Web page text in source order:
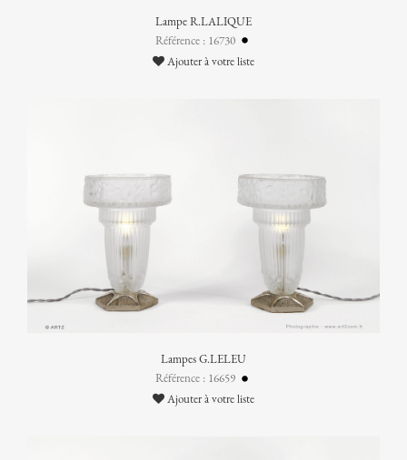
Lampe R.LALIQUE
Référence : 16730
Ajouter à votre liste
Lampes G.LELEU
Référence : 16659
Ajouter à votre liste